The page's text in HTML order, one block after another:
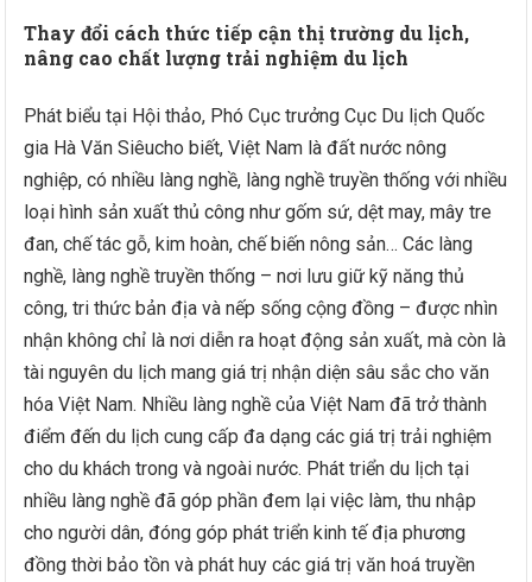
Thay đổi cách thức tiếp cận thị trường du lịch,
nâng cao chất lượng trải nghiệm du lịch
Phát biểu tại Hội thảo, Phó Cục trưởng Cục Du lịch Quốc
gia Hà Văn Siêucho biết, Việt Nam là đất nước nông
nghiệp, có nhiều làng nghề, làng nghề truyền thống với nhiều
loại hình sản xuất thủ công như gốm sứ, dệt may, mây tre
đan, chế tác gỗ, kim hoàn, chế biến nông sản… Các làng
nghề, làng nghề truyền thống – nơi lưu giữ kỹ năng thủ
công, tri thức bản địa và nếp sống cộng đồng – được nhìn
nhận không chỉ là nơi diễn ra hoạt động sản xuất, mà còn là
tài nguyên du lịch mang giá trị nhận diện sâu sắc cho văn
hóa Việt Nam. Nhiều làng nghề của Việt Nam đã trở thành
điểm đến du lịch cung cấp đa dạng các giá trị trải nghiệm
cho du khách trong và ngoài nước. Phát triển du lịch tại
nhiều làng nghề đã góp phần đem lại việc làm, thu nhập
cho người dân, đóng góp phát triển kinh tế địa phương
đồng thời bảo tồn và phát huy các giá trị văn hoá truyền